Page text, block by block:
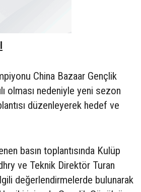
China Bazaar Gençlik
olması nedeniyle yeni sezon
düzenleyerek hedef ve
basın toplantısında Kulüp
ve Teknik Direktör Turan
değerlendirmelerde bulunarak